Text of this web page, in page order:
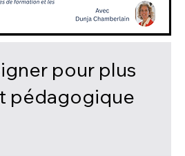
pour plus
pédagogique